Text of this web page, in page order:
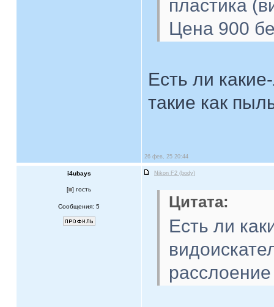
пластика
Цена 900
Есть ли
такие как
26 фев, 25 20:44
i4ubays Nikon F2 (body)
[ ] гость
Сообщения: 5 Цитата:
Есть ли